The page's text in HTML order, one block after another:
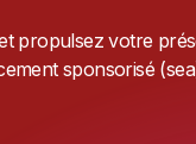
propulsez votre
sponsorisé